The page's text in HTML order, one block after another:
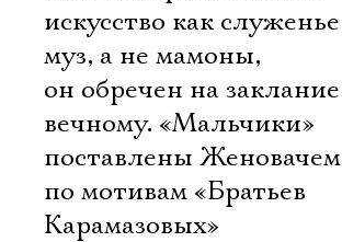
искусство как служенье
муз, а не мамоны,
он обречен на заклание
вечному. «Мальчики»
поставлены Женовачем
по мотивам «Братьев
Карамазовых»